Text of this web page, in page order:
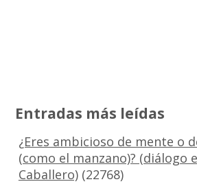
Entradas más leídas
¿Eres ambicioso de mente o
(como el manzano)? (diálogo
Caballero)(22768)